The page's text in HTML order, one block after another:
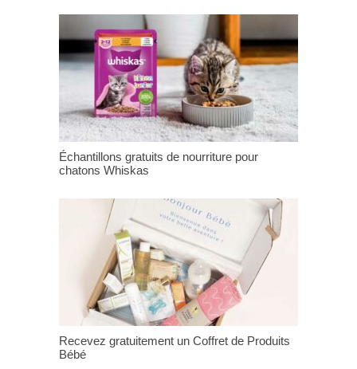
Échantillons gratuits de nourriture pour
chatons Whiskas
Recevez gratuitement un Coffret de Produits
Bébé